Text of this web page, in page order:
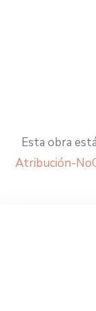
Esta obra
Atribución-